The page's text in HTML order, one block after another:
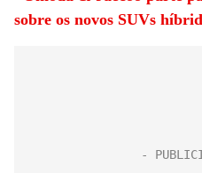
sobre os novos SUVs